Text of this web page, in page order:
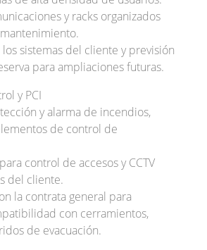
y racks organizados
sistemas del cliente y previsión
para ampliaciones futuras.
y PCI
y alarma de incendios,
de control de
control de accesos y CCTV
del cliente.
la contrata general para
con cerramientos,
de evacuación.